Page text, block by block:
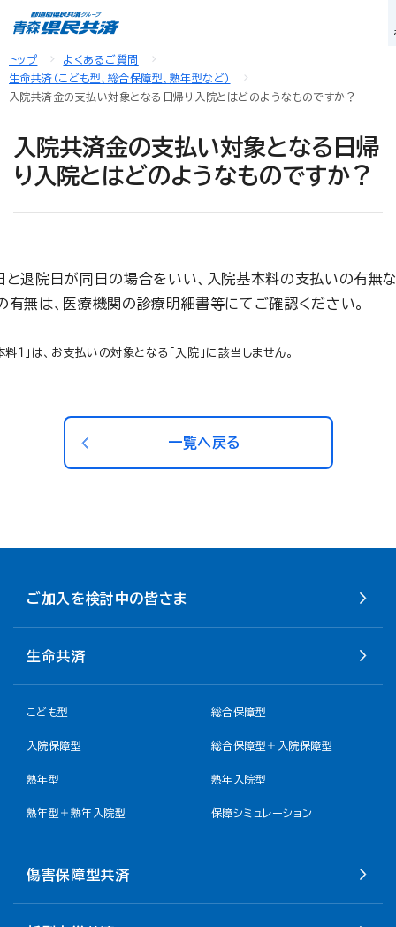
トップ
よくあるご質問
生命共済（こども型、総合保障型、熟年型など）
入院共済金の支払い対象となる日帰り入院とはどのようなものですか？
入院共済金の支払い対象となる日帰
り入院とはどのようなものですか？
退院日が同日の場合をいい、入院基本料の支払いの有無
無は、医療機関の診療明細書等にてご確認ください。
１」は、お支払いの対象となる「入院」に該当しません。
一覧へ戻る
ご加入を検討中の皆さま
生命共済
こども型 総合保障型
入院保障型 総合保障型＋入院保障型
熟年型 熟年入院型
熟年型＋熟年入院型 保障シミュレーション
傷害保障型共済